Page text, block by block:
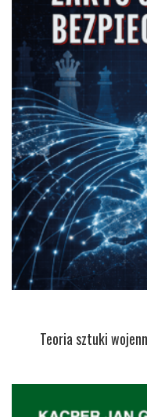
Teoria sztuki